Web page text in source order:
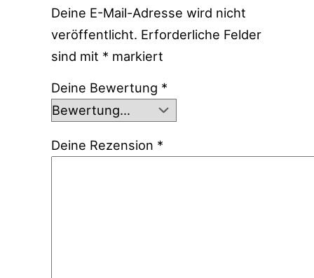
Deine E-Mail-Adresse wird nicht
veröffentlicht. Erforderliche Felder
sind mit * markiert
Deine Bewertung *
Deine Rezension *